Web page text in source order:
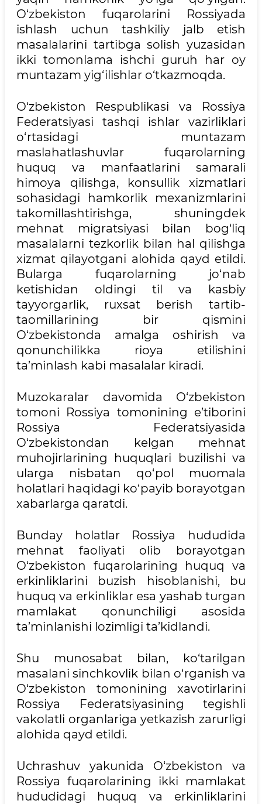
O‘zbekiston fuqarolarini Rossiyada
ishlash uchun tashkiliy jalb etish
masalalarini tartibga solish yuzasidan
ikki tomonlama ishchi guruh har oy
muntazam yig‘ilishlar o‘tkazmoqda.
O‘zbekiston Respublikasi va Rossiya
Federatsiyasi tashqi ishlar vazirliklari
o‘rtasidagi muntazam
maslahatlashuvlar fuqarolarning
huquq va manfaatlarini samarali
himoya qilishga, konsullik xizmatlari
sohasidagi hamkorlik mexanizmlarini
takomillashtirishga, shuningdek
mehnat migratsiyasi bilan bog‘liq
masalalarni tezkorlik bilan hal qilishga
xizmat qilayotgani alohida qayd etildi.
Bularga fuqarolarning jo‘nab
ketishidan oldingi til va kasbiy
tayyorgarlik, ruxsat berish tartib-
taomillarining bir qismini
O‘zbekistonda amalga oshirish va
qonunchilikka rioya etilishini
ta’minlash kabi masalalar kiradi.
Muzokaralar davomida O‘zbekiston
tomoni Rossiya tomonining e’tiborini
Rossiya Federatsiyasida
O‘zbekistondan kelgan mehnat
muhojirlarining huquqlari buzilishi va
ularga nisbatan qo‘pol muomala
holatlari haqidagi ko‘payib borayotgan
xabarlarga qaratdi.
Bunday holatlar Rossiya hududida
mehnat faoliyati olib borayotgan
O‘zbekiston fuqarolarining huquq va
erkinliklarini buzish hisoblanishi, bu
huquq va erkinliklar esa yashab turgan
mamlakat qonunchiligi asosida
ta’minlanishi lozimligi ta’kidlandi.
Shu munosabat bilan, ko‘tarilgan
masalani sinchkovlik bilan o‘rganish va
O‘zbekiston tomonining xavotirlarini
Rossiya Federatsiyasining tegishli
vakolatli organlariga yetkazish zarurligi
alohida qayd etildi.
Uchrashuv yakunida O‘zbekiston va
Rossiya fuqarolarining ikki mamlakat
hududidagi huquq va erkinliklarini